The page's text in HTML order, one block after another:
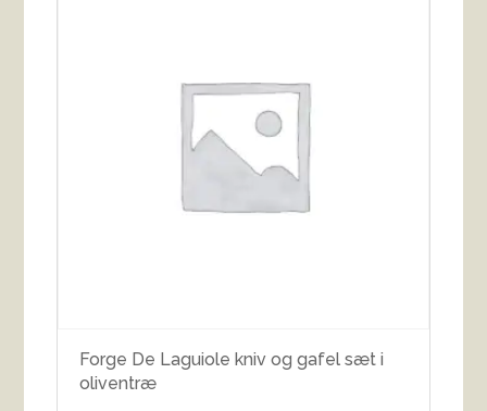
Forge De Laguiole kniv og gafel sæt i
oliventræ